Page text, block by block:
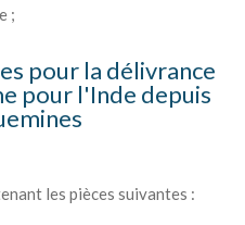
;
pour la délivrance
pour l'Inde depuis
les pièces suivantes :